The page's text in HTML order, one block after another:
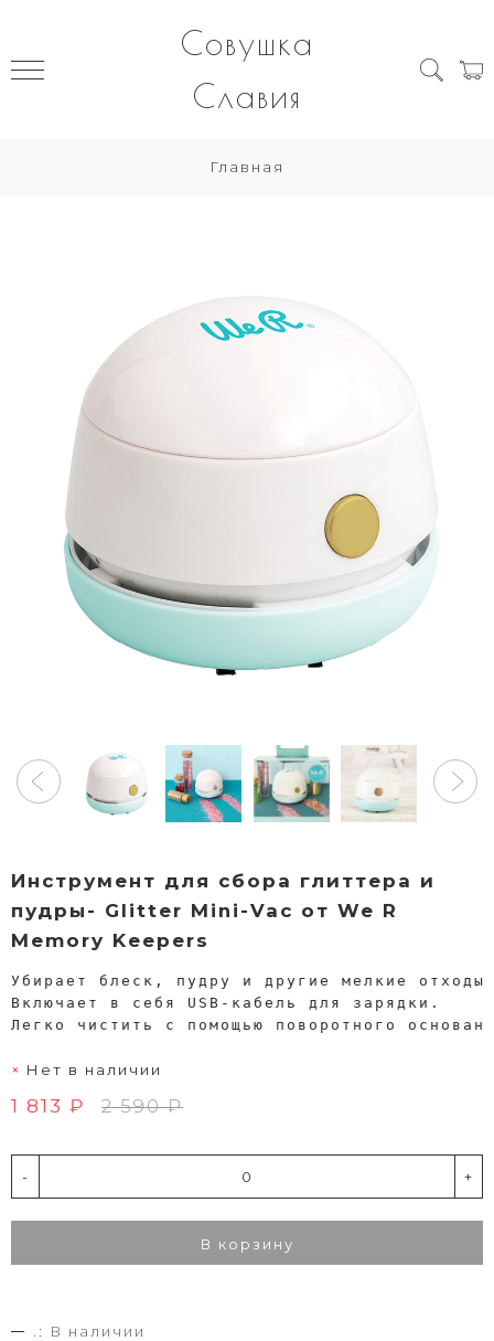
Совушка
Славия
Главная
Инструмент для сбора глиттера и
пудры- Glitter Mini-Vac от We R
Memory Keepers
Убирает блеск, пудру и другие мелкие
Включает в себя USB-кабель для зарядки.
Легко чистить с помощью поворотного
Нет в наличии
1 813 ₽ 2 590 ₽
- +
В корзину
.:
В наличии